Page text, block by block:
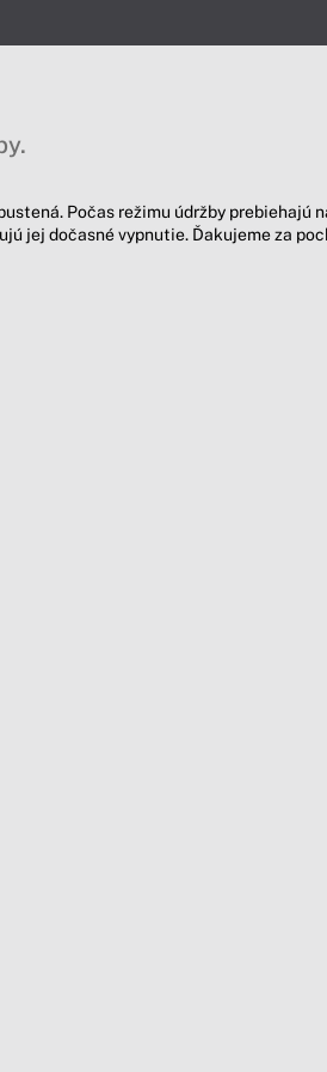
Počas režimu údržby prebiehajú
jej dočasné vypnutie. Ďakujeme za